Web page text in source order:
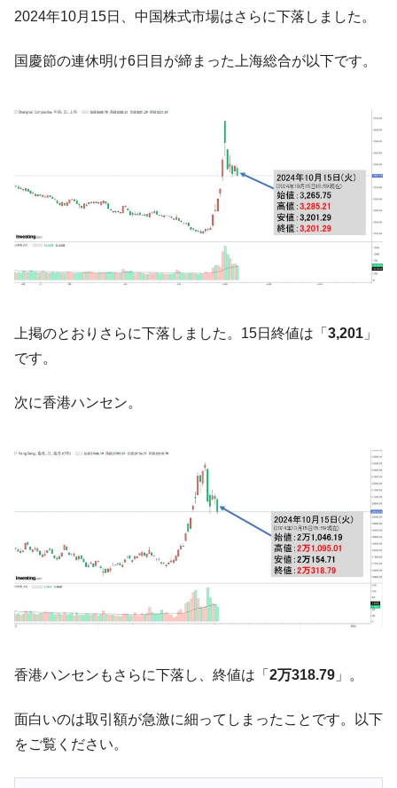
た。『起亜』は9台だけ
ても」⇒ 257万人赦免したのに60万人がまた延滞者に転
韓国「2026年07月の輸出入」絶好調。半導
体だけで410億ドル、輸出全体の41％もある
『Money1』
韓国･李在明「青年層の雇用状況が悪い。せ
や、若者に起業させよう」⇒ どんな雇用対策だソレ。
『Money1』
【韓国の外貨準備】2026年07月は4,279億ド
ル。外平債の発行「19.4億ドル」
言。
『Money1』
韓国は「中国と同じく」投資に不適格な国
す」⇒「金を経由するドル入手」手段ではないのか？
韓国･外為取引量「1日当たり1,214.4億ド
ル」まで拡大 ⇒ 海外資金の動きに強く左右される状態
『Money1』
韓国･帰ってきた李在明。李在明を支持しな
い「50.5％」に上昇
韓国大統領府ボンクラ政策室長が告発され
た ⇒ 国家が行った恐るべき株価操作であり、空前の国政壟
動」
『Money1』
中国だけが鉄鋼輸出を異常増加させる ⇒ 中
国の過剰生産が世界を蝕む。
種は全般的「不調」⇒ PSIが示す現況は決して良くない。
2024年10月15日、中国株式市場はさらに下落しました。
国慶節の連休明け6日目が締まった上海総合が以下です。
上掲のとおりさらに下落しました。15日終値は「 3,201 」
です。
次に香港ハンセン。
香港ハンセンもさらに下落し、終値は「 2万318.79 」。
面白いのは取引額が急激に細ってしまったことです。以下
をご覧ください。